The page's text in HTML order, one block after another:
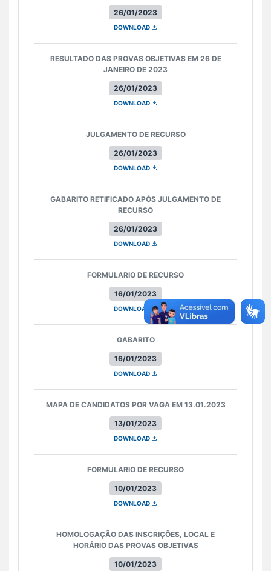
26/01/2023
DOWNLOAD
26/01/2023
RESULTADO DAS PROVAS OBJETIVAS EM 26 DE
JANEIRO DE 2023
DOWNLOAD
26/01/2023
JULGAMENTO DE RECURSO
DOWNLOAD
26/01/2023
GABARITO RETIFICADO APÓS JULGAMENTO DE
RECURSO
DOWNLOAD
16/01/2023
FORMULARIO DE RECURSO
DOWNLOAD
16/01/2023
GABARITO
DOWNLOAD
13/01/2023
MAPA DE CANDIDATOS POR VAGA EM 13.01.2023
DOWNLOAD
10/01/2023
FORMULARIO DE RECURSO
DOWNLOAD
10/01/2023
HOMOLOGAÇÃO DAS INSCRIÇÕES, LOCAL E
HORÁRIO DAS PROVAS OBJETIVAS